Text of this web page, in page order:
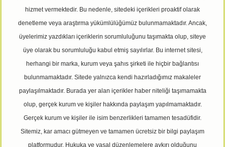
hizmet vermektedir. Bu nedenle, sitedeki içerikleri proaktif olarak
denetleme veya araştırma yükümlülüğümüz bulunmamaktadır. Ancak,
üyelerimiz yazdıkları içeriklerin sorumluluğunu taşımakta olup, siteye
üye olarak bu sorumluluğu kabul etmiş sayılırlar. Bu internet sitesi,
herhangi bir marka, kurum veya şahıs şirketi ile hiçbir bağlantısı
bulunmamaktadır. Sitede yalnızca kendi hazırladığımız makaleler
paylaşılmaktadır. Burada yer alan içerikler haber niteliği taşımamakta
olup, gerçek kurum ve kişiler hakkında paylaşım yapılmamaktadır.
Gerçek kurum ve kişiler ile isim benzerlikleri tamamen tesadüfidir.
Sitemiz, kar amacı gütmeyen ve tamamen ücretsiz bir bilgi paylaşım
platformudur. Hukuka ve yasal düzenlemelere aykırı olduğunu